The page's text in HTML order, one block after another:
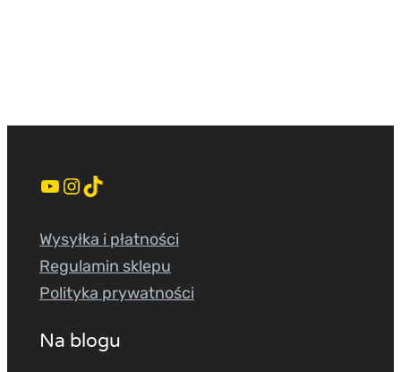
YouTube InstagramTikTok
Wysyłka i płatności
Regulamin sklepu
Polityka prywatności
Na blogu